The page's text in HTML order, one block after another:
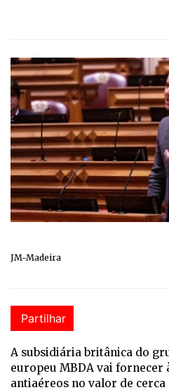
JM-Madeira
Partilhar
A subsidiária britânica do
europeu MBDA vai fornecer
antiaéreos no valor de cerca